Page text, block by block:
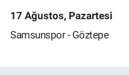
17 Ağustos, Pazartesi
Samsunspor - Göztepe